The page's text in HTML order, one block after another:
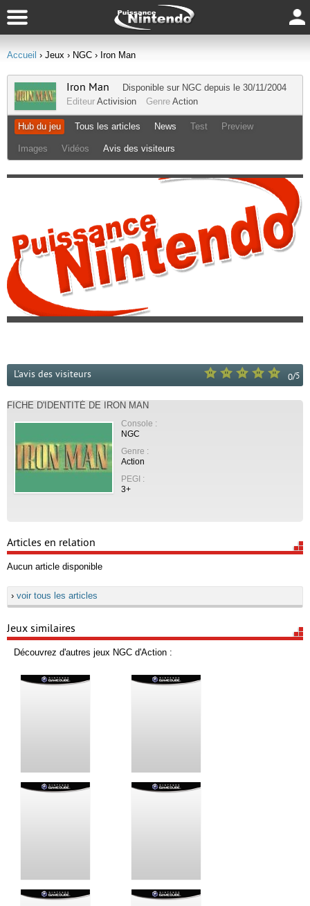
Accueil › Jeux › NGC › Iron Man
Iron Man Disponible sur NGC depuis le 30/11/2004
Editeur Activision Genre Action
Hub du jeu Tous les articles News Test Preview
Images Vidéos Avis des visiteurs
0/5
L'avis des visiteurs
FICHE D'IDENTITÉ DE IRON MAN
Console :
NGC
Genre :
Action
PEGI :
3+
Articles en relation
Aucun article disponible
› voir tous les articles
Jeux similaires
Découvrez d'autres jeux NGC d'Action :